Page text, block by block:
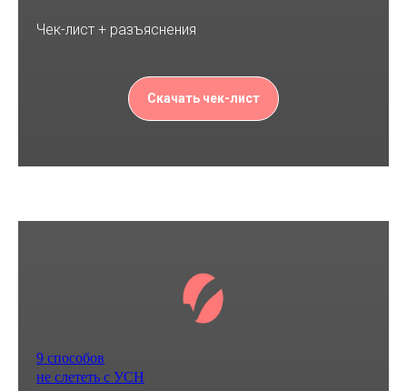
Чек-лист + разъяснения
Скачать чек-лист
9 способов
не слететь с УСН